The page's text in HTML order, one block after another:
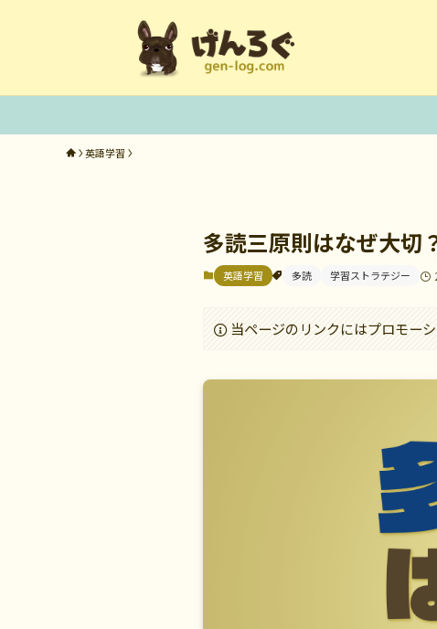
英語学習
多読三原則はなぜ大切
英語学習 多読 学習ストラテジー
当ページのリンクにはプロモー